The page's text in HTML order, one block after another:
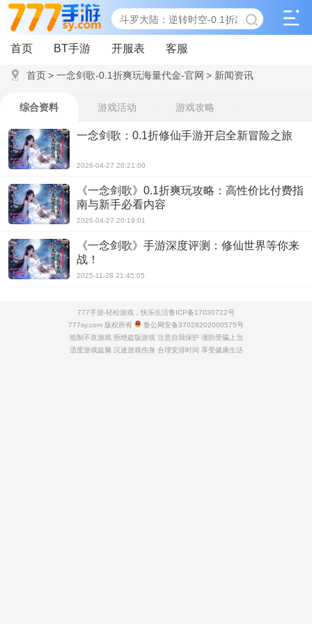
首页 BT手游 开服表 客服
首页> 一念剑歌-0.1折爽玩海量代金-官网 > 新闻资讯
综合资料 游戏活动 游戏攻略
一念剑歌：0.1折修仙手游开启全新冒险之旅
2026-04-27 20:21:00
《一念剑歌》0.1折爽玩攻略：高性价比付费指
南与新手必看内容
2026-04-27 20:19:01
《一念剑歌》手游深度评测：修仙世界等你来
战！
2025-11-28 21:45:05
777手游-轻松游戏，快乐生活鲁ICP备17030722号
777sy.com 版权所有
鲁公网安备37028202000575号
抵制不良游戏 拒绝盗版游戏 注意自我保护 谨防受骗上当
适度游戏益脑 沉迷游戏伤身 合理安排时间 享受健康生活